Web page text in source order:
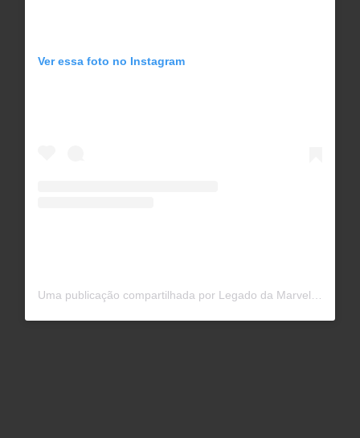
Ver essa foto no Instagram
Uma publicação compartilhada por Legado da Marvel (@legadodamarvel)